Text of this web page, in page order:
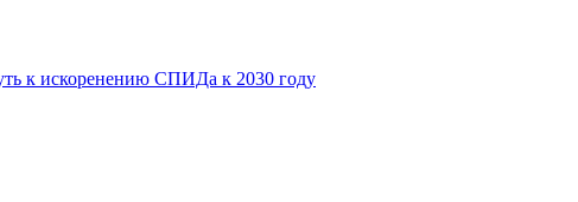
к искоренению СПИДа к 2030 году